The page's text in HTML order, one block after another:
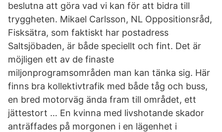
beslutna att göra vad vi kan för att bidra till
tryggheten. Mikael Carlsson, NL Oppositionsråd,
Fisksätra, som faktiskt har postadress
Saltsjöbaden, är både speciellt och fint. Det är
möjligen ett av de finaste
miljonprogramsområden man kan tänka sig. Här
finns bra kollektivtrafik med både tåg och buss,
en bred motorväg ända fram till området, ett
jättestort … En kvinna med livshotande skador
anträffades på morgonen i en lägenhet i